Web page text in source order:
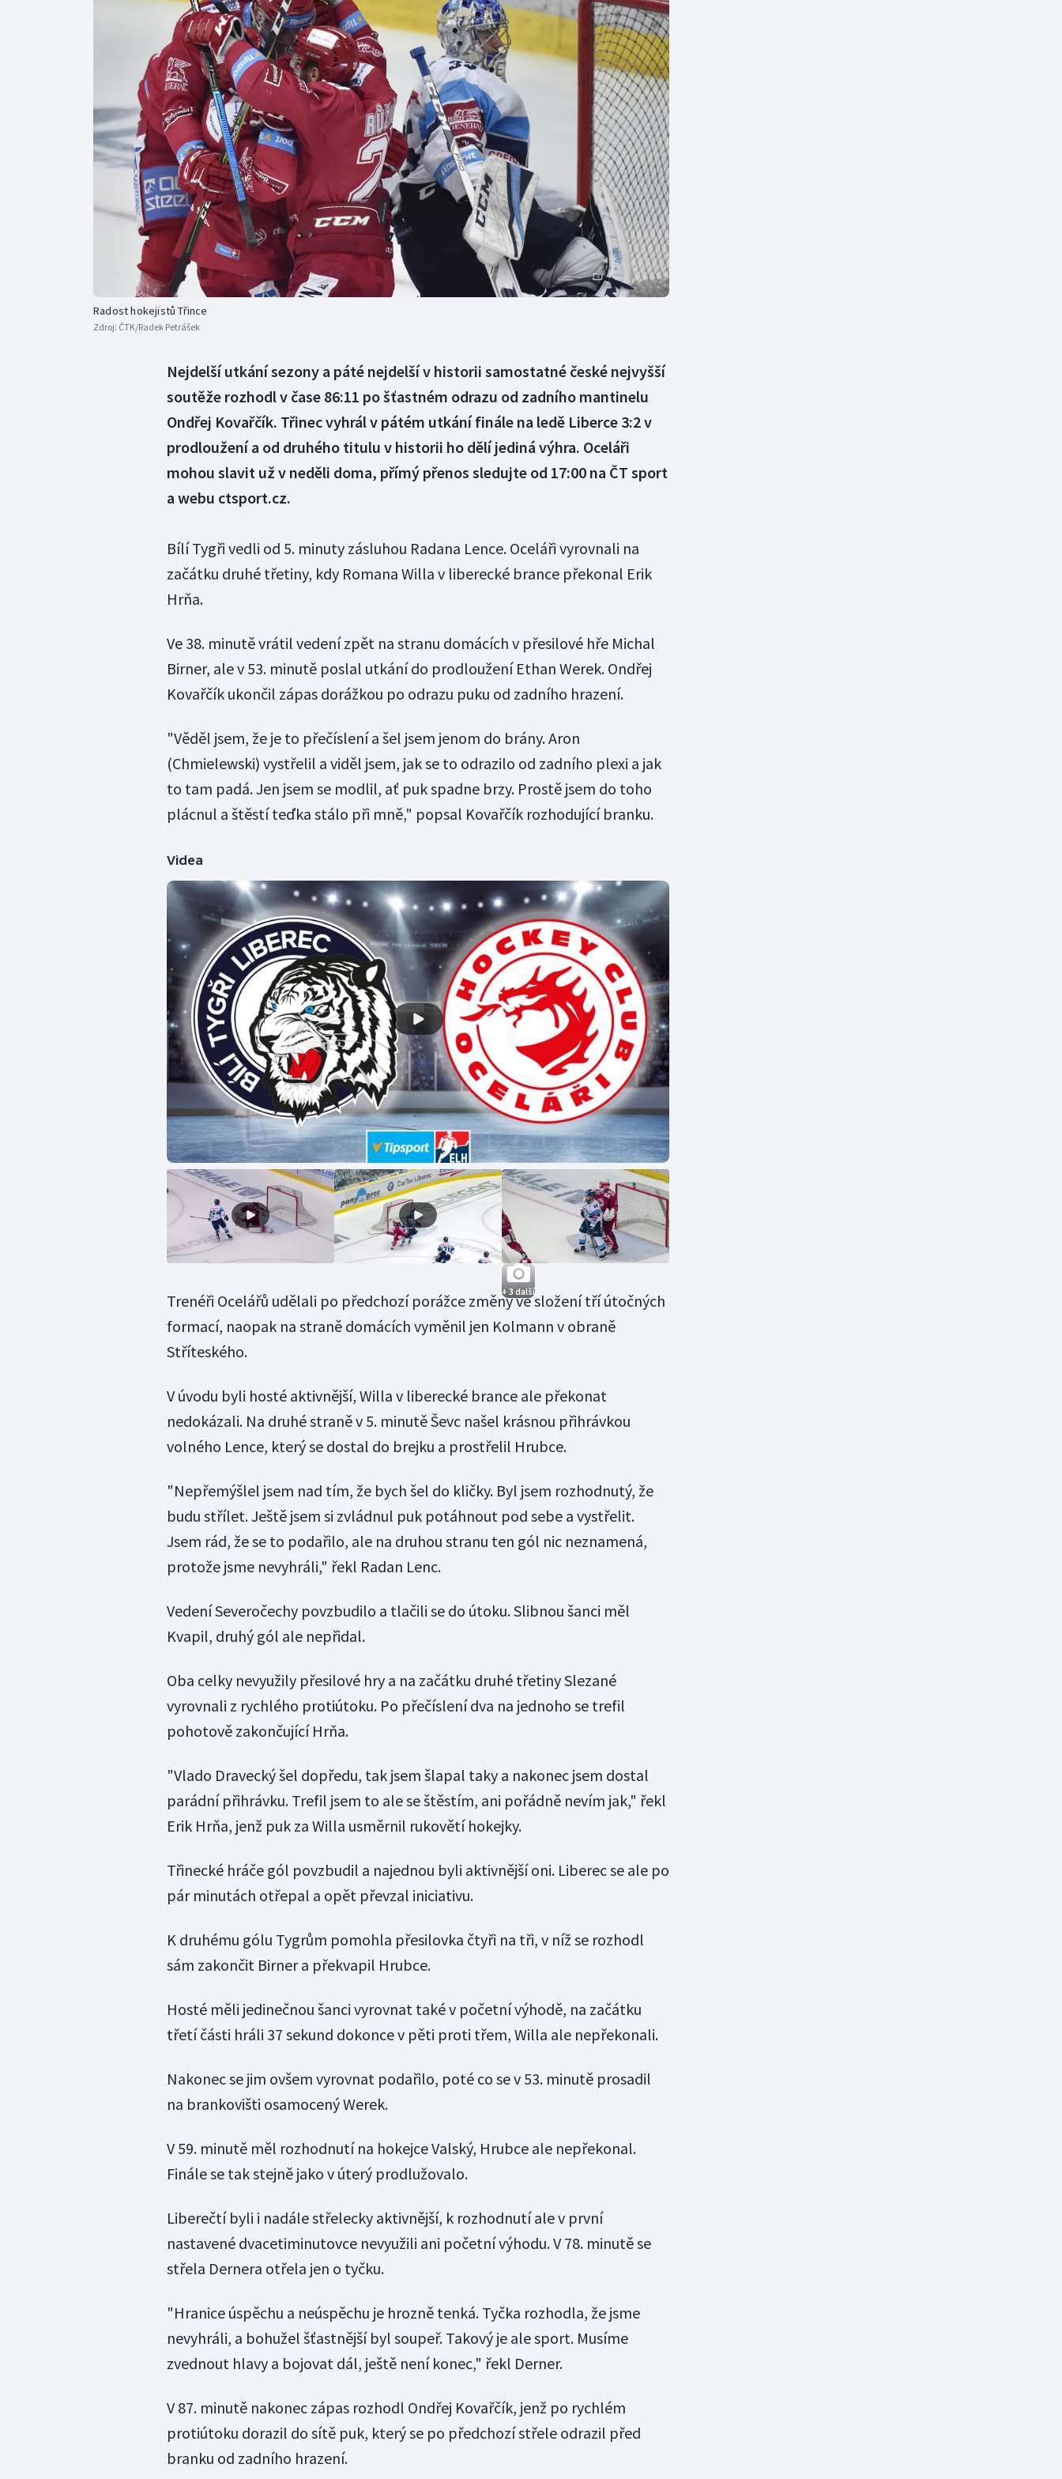
Curling
Dostihy
Florbal
Futsal
Golf
Gymnastika
Moderní pětiboj
Motorsport
Olympijské hry
Parasport
Plavání
Plážový volejbal
Triatlon
Veslování
Vodní slalom
Volejbal
Ostatní
Radost hokejistů Třince
Zdroj: ČTK/Radek Petrášek
Nejdelší utkání sezony a páté nejdelší v historii samostatné české nejvyšší
soutěže rozhodl v čase 86:11 po šťastném odrazu od zadního mantinelu
Ondřej Kovařčík. Třinec vyhrál v pátém utkání finále na ledě Liberce 3:2 v
prodloužení a od druhého titulu v historii ho dělí jediná výhra. Oceláři
mohou slavit už v neděli doma, přímý přenos sledujte od 17:00 na ČT sport
a webu ctsport.cz.
Bílí Tygři vedli od 5. minuty zásluhou Radana Lence. Oceláři vyrovnali na
začátku druhé třetiny, kdy Romana Willa v liberecké brance překonal Erik
Hrňa.
Ve 38. minutě vrátil vedení zpět na stranu domácích v přesilové hře Michal
Birner, ale v 53. minutě poslal utkání do prodloužení Ethan Werek. Ondřej
Kovařčík ukončil zápas dorážkou po odrazu puku od zadního hrazení.
"Věděl jsem, že je to přečíslení a šel jsem jenom do brány. Aron
(Chmielewski) vystřelil a viděl jsem, jak se to odrazilo od zadního plexi a jak
to tam padá. Jen jsem se modlil, ať puk spadne brzy. Prostě jsem do toho
plácnul a štěstí teďka stálo při mně," popsal Kovařčík rozhodující branku.
Videa
+ 3 další
Trenéři Ocelářů udělali po předchozí porážce změny ve složení tří útočných
formací, naopak na straně domácích vyměnil jen Kolmann v obraně
Stříteského.
V úvodu byli hosté aktivnější, Willa v liberecké brance ale překonat
nedokázali. Na druhé straně v 5. minutě Ševc našel krásnou přihrávkou
volného Lence, který se dostal do brejku a prostřelil Hrubce.
"Nepřemýšlel jsem nad tím, že bych šel do kličky. Byl jsem rozhodnutý, že
budu střílet. Ještě jsem si zvládnul puk potáhnout pod sebe a vystřelit.
Jsem rád, že se to podařilo, ale na druhou stranu ten gól nic neznamená,
protože jsme nevyhráli," řekl Radan Lenc.
Vedení Severočechy povzbudilo a tlačili se do útoku. Slibnou šanci měl
Kvapil, druhý gól ale nepřidal.
Oba celky nevyužily přesilové hry a na začátku druhé třetiny Slezané
vyrovnali z rychlého protiútoku. Po přečíslení dva na jednoho se trefil
pohotově zakončující Hrňa.
"Vlado Dravecký šel dopředu, tak jsem šlapal taky a nakonec jsem dostal
parádní přihrávku. Trefil jsem to ale se štěstím, ani pořádně nevím jak," řekl
Erik Hrňa, jenž puk za Willa usměrnil rukovětí hokejky.
Třinecké hráče gól povzbudil a najednou byli aktivnější oni. Liberec se ale po
pár minutách otřepal a opět převzal iniciativu.
K druhému gólu Tygrům pomohla přesilovka čtyři na tři, v níž se rozhodl
sám zakončit Birner a překvapil Hrubce.
Hosté měli jedinečnou šanci vyrovnat také v početní výhodě, na začátku
třetí části hráli 37 sekund dokonce v pěti proti třem, Willa ale nepřekonali.
Nakonec se jim ovšem vyrovnat podařilo, poté co se v 53. minutě prosadil
na brankovišti osamocený Werek.
V 59. minutě měl rozhodnutí na hokejce Valský, Hrubce ale nepřekonal.
Finále se tak stejně jako v úterý prodlužovalo.
Liberečtí byli i nadále střelecky aktivnější, k rozhodnutí ale v první
nastavené dvacetiminutovce nevyužili ani početní výhodu. V 78. minutě se
střela Dernera otřela jen o tyčku.
"Hranice úspěchu a neúspěchu je hrozně tenká. Tyčka rozhodla, že jsme
nevyhráli, a bohužel šťastnější byl soupeř. Takový je ale sport. Musíme
zvednout hlavy a bojovat dál, ještě není konec," řekl Derner.
V 87. minutě nakonec zápas rozhodl Ondřej Kovařčík, jenž po rychlém
protiútoku dorazil do sítě puk, který se po předchozí střele odrazil před
branku od zadního hrazení.